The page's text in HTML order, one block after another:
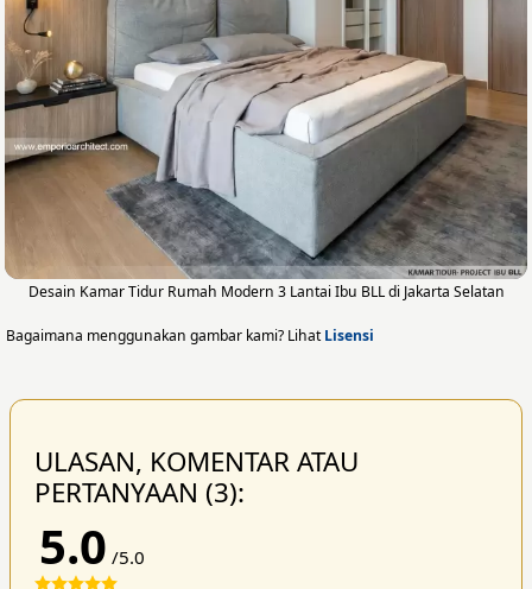
Desain Kamar Tidur Rumah Modern 3 Lantai Ibu BLL di Jakarta Selatan
Bagaimana menggunakan gambar kami? LihatLisensi
ULASAN, KOMENTAR ATAU
PERTANYAAN (3):
5.0 /5.0